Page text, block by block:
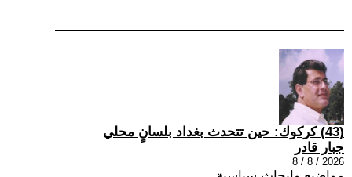
(43) كركوك: حين تتحدث بغداد بلسانٍ محلي
جبار قادر
2026 / 8 / 8